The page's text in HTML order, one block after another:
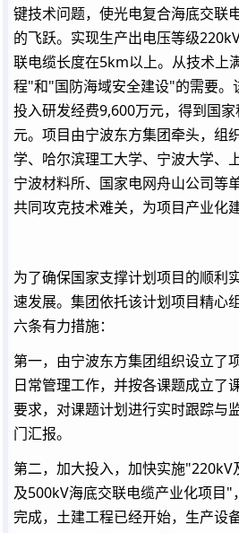
键技术问题，使光电复合海底交联
的飞跃。实现生产出电压等级
联电缆长度在5km以上。从技术上
程"和"国防海域安全建设"的需要。
投入研发经费9,600万元，得到国
元。项目由宁波东方集团牵头，组
学、哈尔滨理工大学、宁波大学、
宁波材料所、国家电网舟山公司等
共同攻克技术难关，为项目产业化
为了确保国家支撑计划项目的顺利
速发展。集团依托该计划项目精心
六条有力措施：
第一，由宁波东方集团组织设立了
日常管理工作，并按各课题成立了
要求，对课题计划进行实时跟踪与
门汇报。
第二，加大投入，加快实施
及500kV海底交联电缆产业化项目
完成，土建工程已经开始，生产设